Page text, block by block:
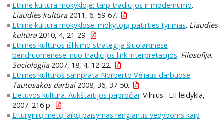
Etninė kultūra mokykloje: tarp tradicijos ir modernumo.
Liaudies kultūra2011, 6, 59-67.
Etninė kultūra mokyklose: mokytojų patirties tyrimas. Liaudies
kultūra2010, 4, 21-29.
Etninės kultūros išlikimo strategija šiuolaikinėse
bendruomenėse: nuo tradicijos link interpretacijos. Filosofija.
Sociologija2007, 18, 4, 12-22.
Etninės kultūros samprata Norberto Vėliaus darbuose.
Tautosakos darbai2008, 36, 37-50.
Lietuvos kultūra. Aukštaitijos papročiai. Vilnius : LII leidykla,
2007. 216 p.
Liturginių metų laikų paisymas rengiantis vedyboms kaip